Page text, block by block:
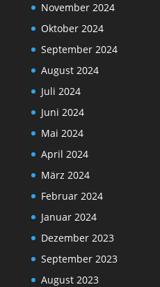
November 2024
Oktober 2024
September 2024
August 2024
Juli 2024
Juni 2024
Mai 2024
April 2024
März 2024
Februar 2024
Januar 2024
Dezember 2023
September 2023
August 2023